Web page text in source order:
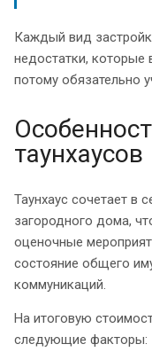
Каждый вид
недостатки,
потому обязательно
таунхаусов
Таунхаус сочетает в
загородного дома,
оценочные
состояние общего
коммуникаций.
На итоговую
следующие факторы: